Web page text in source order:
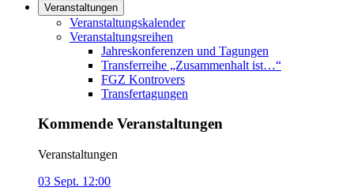
Veranstaltungen
Links in diesem Bereich anzeigen
Veranstaltungskalender
Veranstaltungsreihen
Jahreskonferenzen und Tagungen
Transferreihe „Zusammenhalt ist…“
FGZ Kontrovers
Transfertagungen
Kommende Veranstaltungen
Veranstaltungen
03 Sept. 12:00